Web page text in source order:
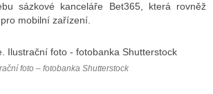
sázkové kanceláře Bet365, která rovněž
mobilní zařízení.
foto – fotobanka Shutterstock